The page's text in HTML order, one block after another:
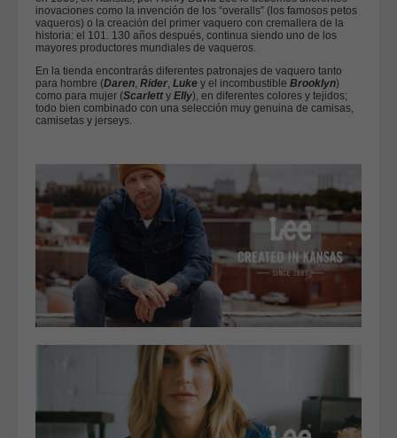
Camisetas
Bermudas
Sudaderas
Camisas
Blusas
Bolsos
Vestidos
Faldas
Jerséys
Chaquetas
Bufandas y pañuelos
Calcetines
inovaciones como la invención de los “overalls” (los famosos petos
vaqueros) o la creación del primer vaquero con cremallera de la
historia: el 101. 130 años después, continua siendo uno de los
mayores productores mundiales de vaqueros.
En la tienda encontrarás diferentes patronajes de vaquero tanto
para hombre (Daren, Rider, Luke y el incombustible Brooklyn)
como para mujer (Scarletty Elly), en diferentes colores y tejidos;
todo bien combinado con una selección muy genuina de camisas,
camisetas y jerseys.